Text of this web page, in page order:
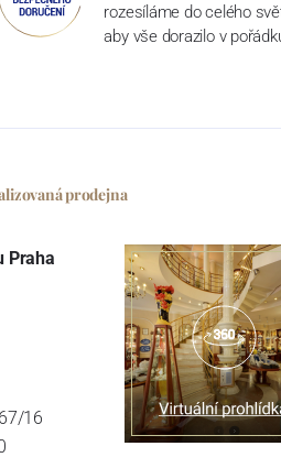
rozesíláme do celého
aby vše dorazilo v
prodejna
Praha
16